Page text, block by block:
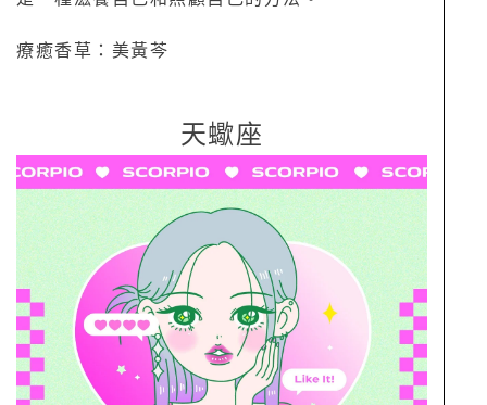
療癒香草：美黃芩
天蠍座